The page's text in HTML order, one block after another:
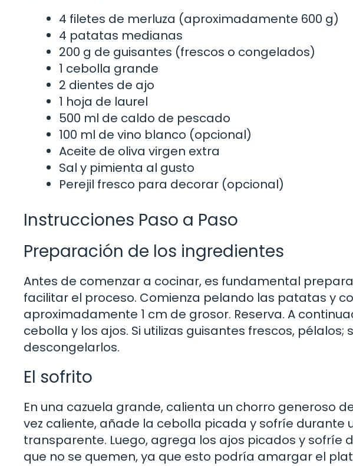
4 filetes de merluza (aproximadamente 600 g)
4 patatas medianas
200 g de guisantes (frescos o congelados)
1 cebolla grande
2 dientes de ajo
1 hoja de laurel
500 ml de caldo de pescado
100 ml de vino blanco (opcional)
Aceite de oliva virgen extra
Sal y pimienta al gusto
Perejil fresco para decorar (opcional)
Instrucciones Paso a Paso
Preparación de los ingredientes
Antes de comenzar a cocinar, es fundamental
facilitar el proceso. Comienza pelando las patatas y
aproximadamente 1 cm de grosor. Reserva. A
cebolla y los ajos. Si utilizas guisantes frescos,
descongelarlos.
El sofrito
En una cazuela grande, calienta un chorro generoso
vez caliente, añade la cebolla picada y sofríe durante
transparente. Luego, agrega los ajos picados y sofríe
que no se quemen, ya que esto podría amargar el